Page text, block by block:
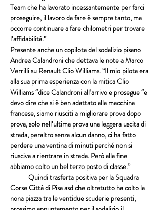
Team che ha lavorato incessantemente per farci
proseguire, il lavoro da fare è sempre tanto, ma
occorre continuare a fare chilometri per trovare
l’affidabilità.”
Presente anche un copilota del sodalizio pisano
Andrea Calandroni che dettava le note a Marco
Verrilli su Renault Clio Williams. “Il mio pilota era
alla sua prima esperienza con la mitica Clio
Williams “dice Calandroni all’arrivo e prosegue “e
devo dire che si è ben adattato alla macchina
francese, siamo riusciti a migliorare prova dopo
prova, solo nell’ultima prova una leggera uscita di
strada, peraltro senza alcun danno, ci ha fatto
perdere una ventina di minuti perché non si
riusciva a rientrare in strada. Però alla fine
abbiamo colto un bel terzo posto di classe.”
Quindi trasferta positiva per la Squadra
Corse Città di Pisa asd che oltretutto ha colto la
nona piazza tra le ventidue scuderie presenti,